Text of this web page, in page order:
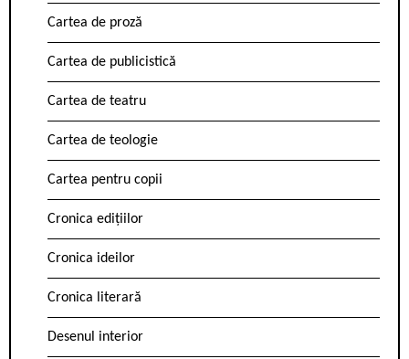
Cartea de proză
Cartea de publicistică
Cartea de teatru
Cartea de teologie
Cartea pentru copii
Cronica edițiilor
Cronica ideilor
Cronica literară
Desenul interior